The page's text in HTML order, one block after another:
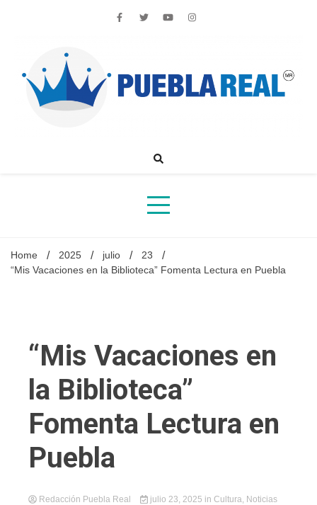
Noticias de actualidad de Puebla, México y el mundo
Home 2025 julio
23
“Mis Vacaciones en la Biblioteca” Fomenta Lectura en Puebla
“Mis Vacaciones en
la Biblioteca”
Fomenta Lectura en
Puebla
Redacción Puebla Real julio 23, 2025 in Cultura, Noticias